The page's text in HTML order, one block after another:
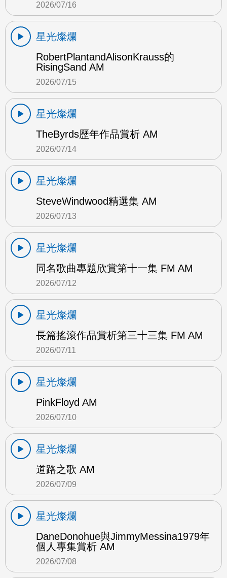
2026/07/16
星光燦爛
RobertPlantandAlisonKrauss的
RisingSand AM
2026/07/15
星光燦爛
TheByrds歷年作品賞析 AM
2026/07/14
星光燦爛
SteveWindwood精選集 AM
2026/07/13
星光燦爛
同名歌曲專題欣賞第十一集 FM AM
2026/07/12
星光燦爛
長篇搖滾作品賞析第三十三集 FM AM
2026/07/11
星光燦爛
PinkFloyd AM
2026/07/10
星光燦爛
道路之歌 AM
2026/07/09
星光燦爛
DaneDonohue與JimmyMessina1979年
個人專集賞析 AM
2026/07/08